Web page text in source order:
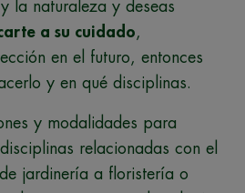
la naturaleza y deseas
a su cuidado,
en el futuro, entonces
y en qué disciplinas.
y modalidades para
relacionadas con el
jardinería a floristería o